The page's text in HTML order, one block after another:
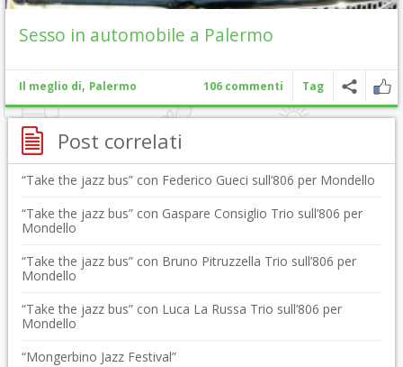
Sesso in automobile a Palermo
Il meglio di, Palermo 106 commenti Tag
Post correlati
“Take the jazz bus” con Federico Gueci sull’806 per Mondello
“Take the jazz bus” con Gaspare Consiglio Trio sull’806 per
Mondello
“Take the jazz bus” con Bruno Pitruzzella Trio sull’806 per
Mondello
“Take the jazz bus” con Luca La Russa Trio sull’806 per
Mondello
“Mongerbino Jazz Festival”